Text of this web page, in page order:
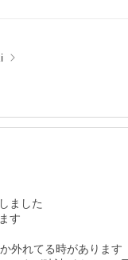
ました
す
外れてる時があります